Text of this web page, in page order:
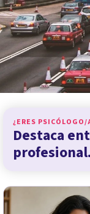
¿ERES PSICÓLOGO/
Destaca
profesional.